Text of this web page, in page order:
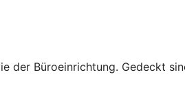
der Büroeinrichtung. Gedeckt